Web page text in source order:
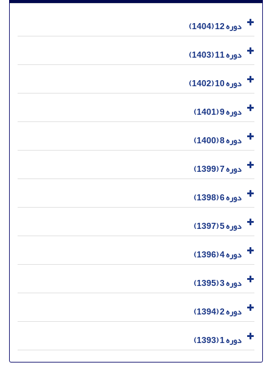
دوره 12 (1404)
دوره 11 (1403)
دوره 10 (1402)
دوره 9 (1401)
دوره 8 (1400)
دوره 7 (1399)
دوره 6 (1398)
دوره 5 (1397)
دوره 4 (1396)
دوره 3 (1395)
دوره 2 (1394)
دوره 1 (1393)